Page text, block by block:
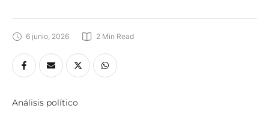
6 junio, 2026 2 Min Read
Análisis político